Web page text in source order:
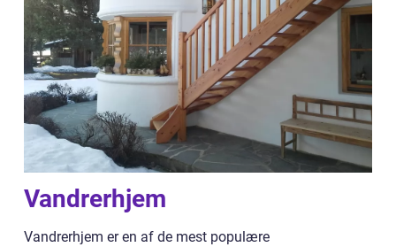
Vandrerhjem
Vandrerhjem er en af de mest populære